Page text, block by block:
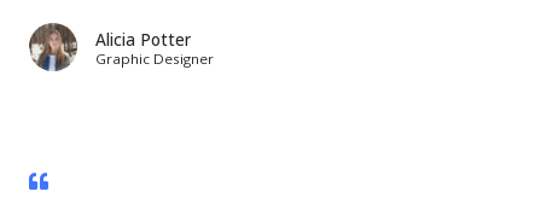
Alicia Potter
Graphic Designer